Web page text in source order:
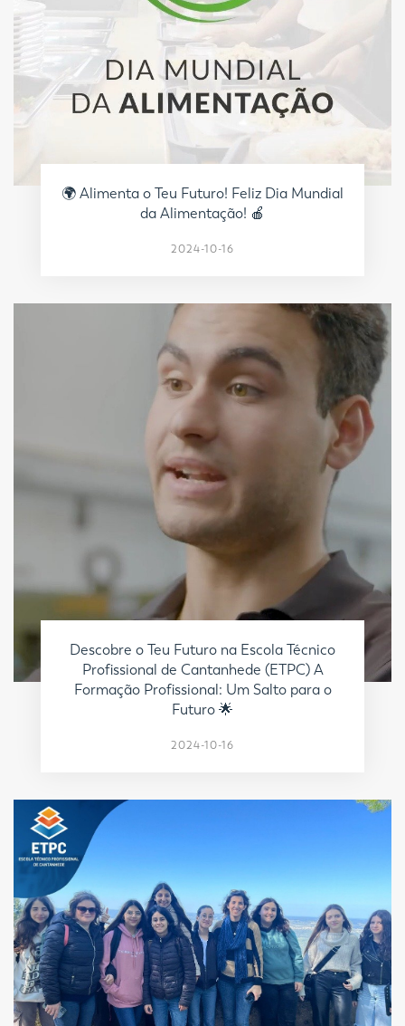
🌍 Alimenta o Teu Futuro! Feliz Dia Mundial
da Alimentação! 🍎
2024-10-16
Descobre o Teu Futuro na Escola Técnico
Profissional de Cantanhede (ETPC) A
Formação Profissional: Um Salto para o
Futuro 🌟
2024-10-16